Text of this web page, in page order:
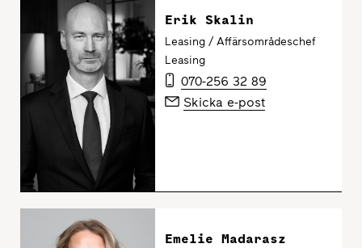
Erik Skalin
Leasing / Affärsområdeschef
Leasing
070-256 32 89
Skicka e-post
Emelie Madarasz